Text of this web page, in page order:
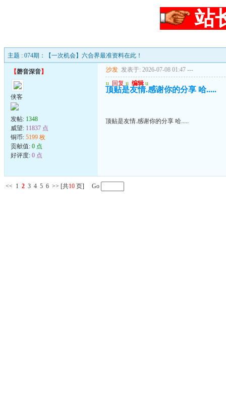
站
主题 : 074期：【一次机会】六合界最准资料在此！
【磬音深音】
侠客
发帖: 1348
威望: 11837 点
铜币: 5199 枚
贡献值: 0 点
好评度: 0 点
沙发 发表于: 2026-07-08 01:47 ---
u 回复 u 编辑 u
顶贴是友情.感谢你的分享 哈.....
顶贴是友情.感谢你的分享 哈.....
<< 1 2 3 4 5 6 >> [共10 页] Go